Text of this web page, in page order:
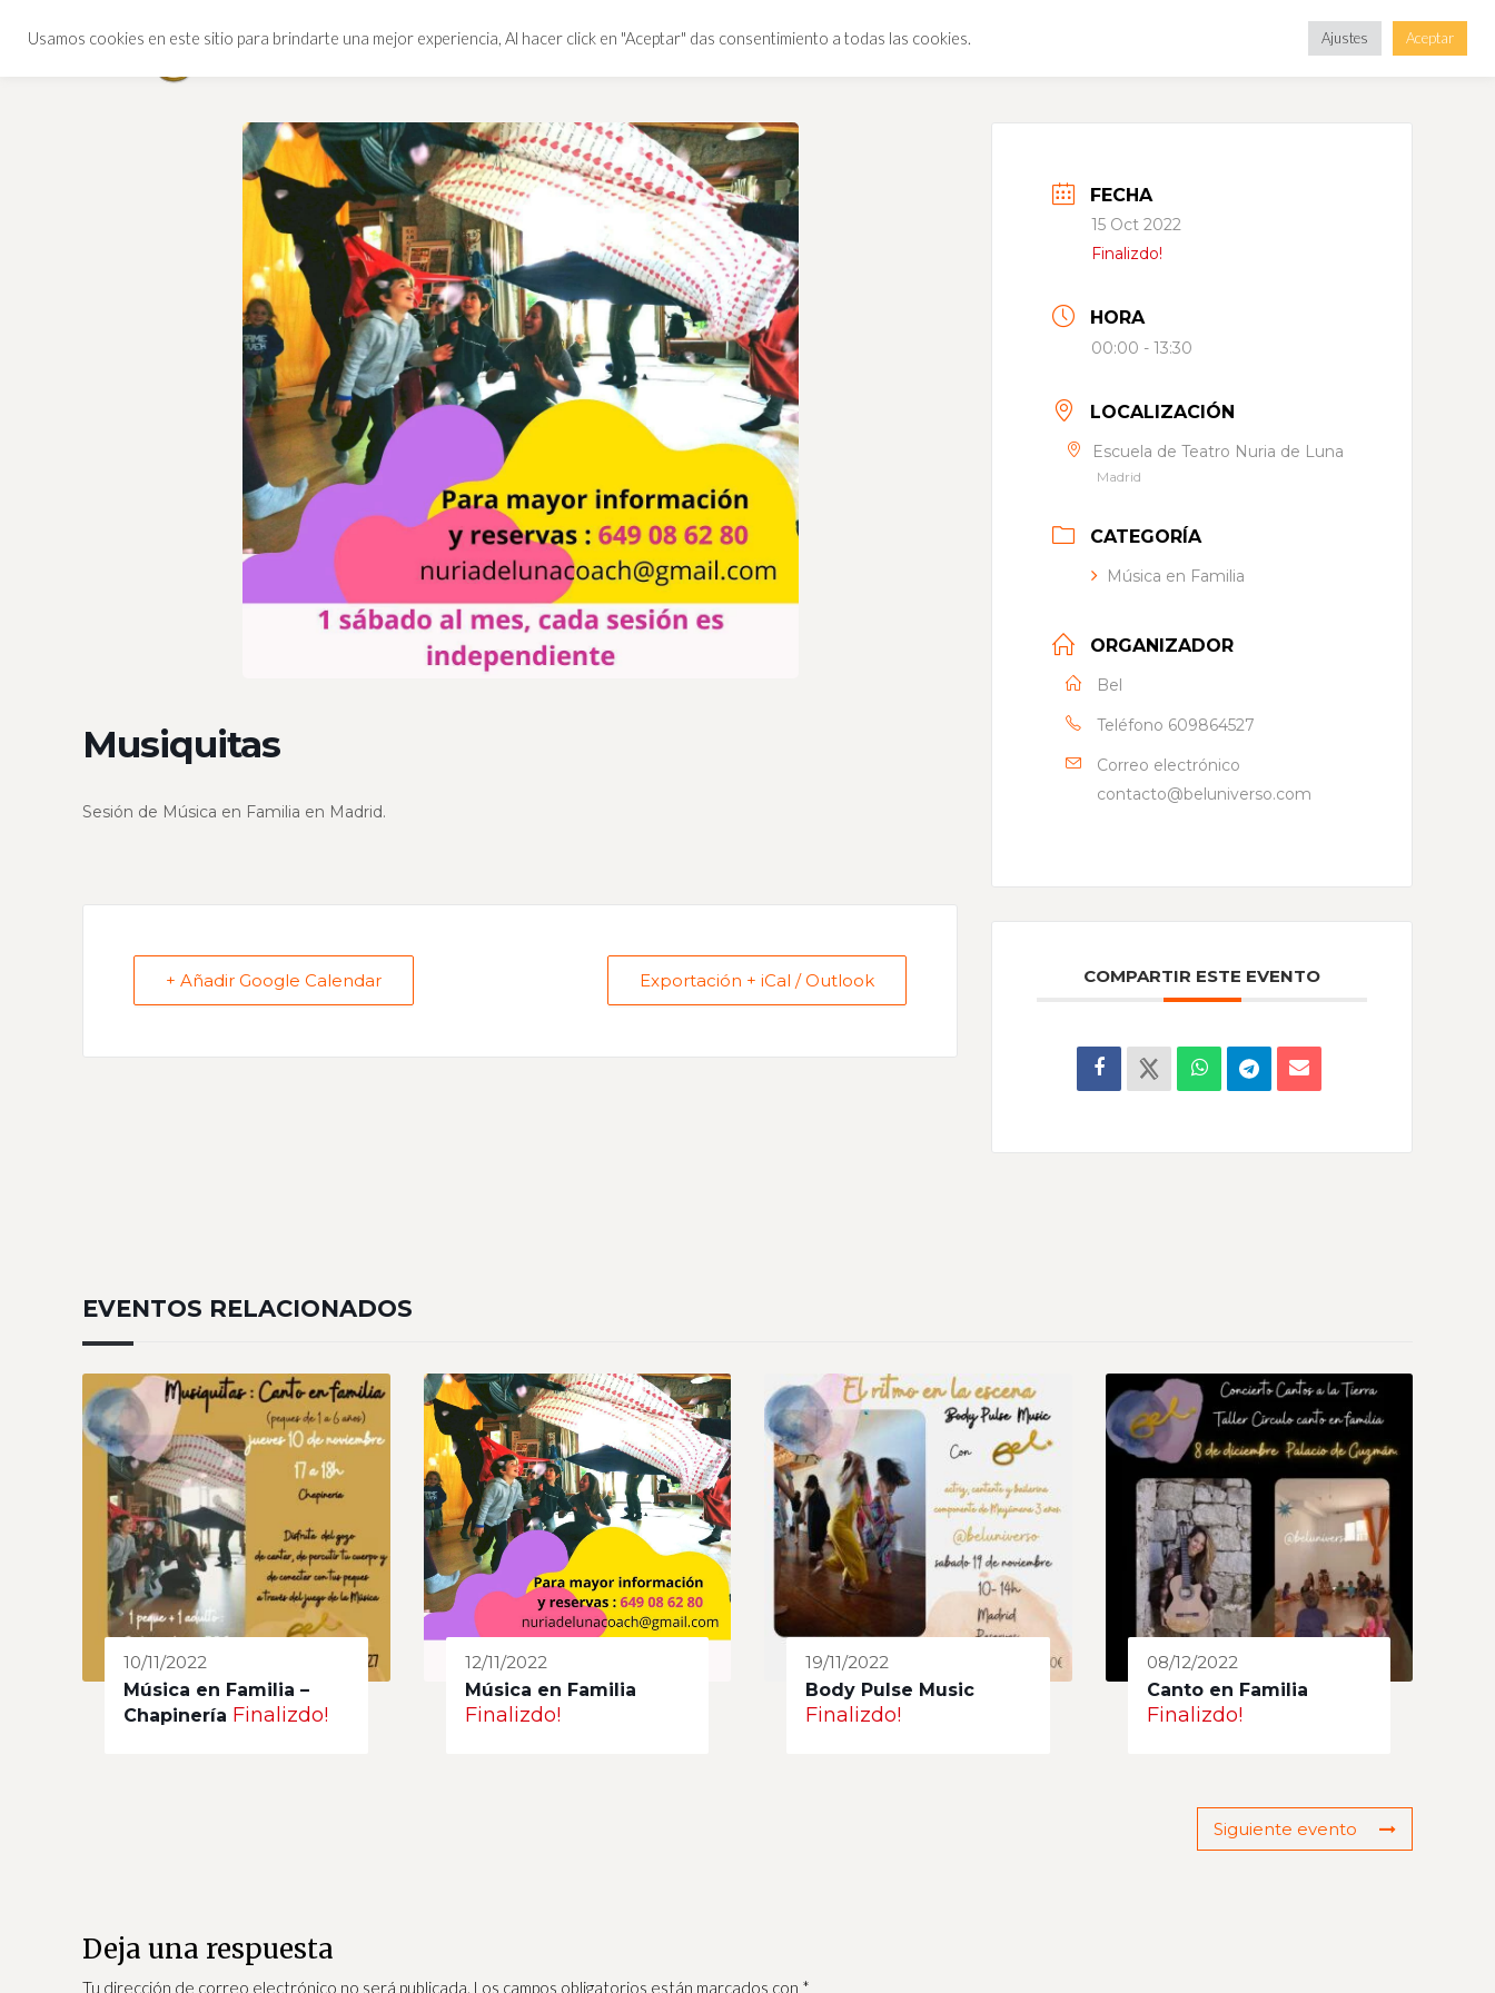
Musiquitas
Sesión de Música en Familia en Madrid.
+ Añadir Google Calendar Exportación + iCal / Outlook
FECHA
15 Oct 2022
Finalizdo!
HORA
00:00 - 13:30
LOCALIZACIÓN
Escuela de Teatro Nuria de Luna
Madrid
CATEGORÍA
Música en Familia
ORGANIZADOR
Bel
Teléfono 609864527
Correo electrónico
contacto@beluniverso.com
COMPARTIR ESTE EVENTO
EVENTOS RELACIONADOS
10/11/2022
Música en Familia –
Chapinería Finalizdo!
12/11/2022
Música en Familia
Finalizdo!
19/11/2022
Body Pulse Music
Finalizdo!
08/12/2022
Canto en Familia
Finalizdo!
Siguiente evento
Deja una respuesta
Tu dirección de correo electrónico no será publicada. Los campos obligatorios están marcados con *
Usamos cookies en este sitio para brindarte una mejor experiencia, Al hacer click en "Aceptar" das consentimiento a todas las cookies. Ajustes Aceptar